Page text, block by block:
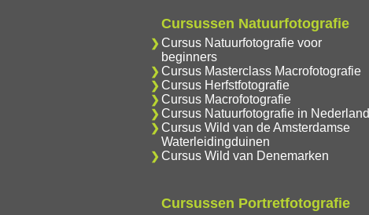
Cursussen Natuurfotografie
Cursus Natuurfotografie voor
beginners
Cursus Masterclass Macrofotografie
Cursus Herfstfotografie
Cursus Macrofotografie
Cursus Natuurfotografie in Nederland
Cursus Wild van de Amsterdamse
Waterleidingduinen
Cursus Wild van Denemarken
Cursussen Portretfotografie